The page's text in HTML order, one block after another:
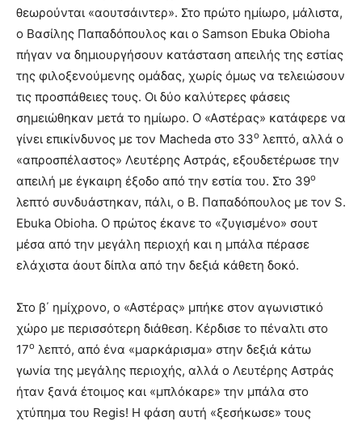
θεωρούνται «αουτσάιντερ». Στο πρώτο ημίωρο, μάλιστα,
ο Βασίλης Παπαδόπουλος και ο Samson Ebuka Obioha
πήγαν να δημιουργήσουν κατάσταση απειλής της εστίας
της φιλοξενούμενης ομάδας, χωρίς όμως να τελειώσουν
τις προσπάθειες τους. Οι δύο καλύτερες φάσεις
σημειώθηκαν μετά το ημίωρο. Ο «Αστέρας» κατάφερε να
γίνει επικίνδυνος με τον Macheda στο 33ο λεπτό, αλλά ο
«απροσπέλαστος» Λευτέρης Αστράς, εξουδετέρωσε την
απειλή με έγκαιρη έξοδο από την εστία του. Στο 39ο
λεπτό συνδυάστηκαν, πάλι, ο Β. Παπαδόπουλος με τον S.
Ebuka Obioha. Ο πρώτος έκανε το «ζυγισμένο» σουτ
μέσα από την μεγάλη περιοχή και η μπάλα πέρασε
ελάχιστα άουτ δίπλα από την δεξιά κάθετη δοκό.
Στο β΄ ημίχρονο, ο «Αστέρας» μπήκε στον αγωνιστικό
χώρο με περισσότερη διάθεση. Κέρδισε το πέναλτι στο
17ο λεπτό, από ένα «μαρκάρισμα» στην δεξιά κάτω
γωνία της μεγάλης περιοχής, αλλά ο Λευτέρης Αστράς
ήταν ξανά έτοιμος και «μπλόκαρε» την μπάλα στο
χτύπημα του Regis! Η φάση αυτή «ξεσήκωσε» τους